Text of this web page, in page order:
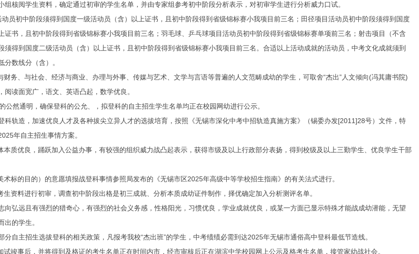
核阅学生资料，确定通过初审的学生名单，并由专家组参考初中阶段分析表示，对初审学生进行分析威力口试。
初中阶段须得到国度一级活动员（含）以上证书，且初中阶段得到省级锦标赛小我项目前三名；田径项目活动员初中阶段须得到国度
证书，且初中阶段得到省级锦标赛小我项目前三名；羽毛球、乒乓球项目活动员初中阶段得到省级锦标赛单项前三名；射击项目（不含
须得到国度二级活动员（含）以上证书，且初中阶段得到省级锦标赛小我项目前三名。合适以上活动成就的活动员，中考文化成就须到
分数线分（含）。
、与社会、经济与商业、办理与外事、传媒与艺术、文学与言语等普遍的人文范畴成幼的学生，可取舍“杰出”人文倾向(冯其庸书院)
阅读面宽广，语文、英语凸起，数学优良。
然通明，确保登科的公允、，拟登科的自主招生学生名单均正在校园网幼进行公示。
轨造，加速优良人才及各种拔尖立异人才的选拔培育，按照《无锡市深化中考中招轨造真施方案》（锡委办发[2011]28号）文件，特
年自主招生事情方案。
优良，踊跃加入公益办事，有较强的组织威力战凸起表示，获得市级及以上行政部分表扬，得到校级及以上三勤学生、优良学生干部
的目的）的意愿填报战登科事情参照局发布的《无锡市区2025年高级中等学校招生指南》的有关法式进行。
资料进行初审，调查初中阶段出格是初三成就、分析本质成幼证件制作 ，择优确定加入分析测评名单。
弘远且有强烈的猎奇心，有强烈的社会义务感，性格阳光，习惯优良，学业成就优良，或某一方面已显示特殊才能战成幼潜能，无望
出的学生。
主招生选拔登科的相关政策，凡报考我校“杰出班”的学生，中考绩绩必需到达2025年无锡市通俗高中登科最低节造线。
事后，并将得到及格证的考生名单正在时间内市，经市审核后正在湖滨中学校园网上公示及格考生名单，接管家幼战社会。